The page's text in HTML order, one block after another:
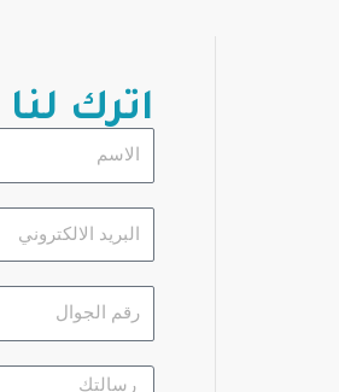
اترك
الاسم
البريد
رسالتك